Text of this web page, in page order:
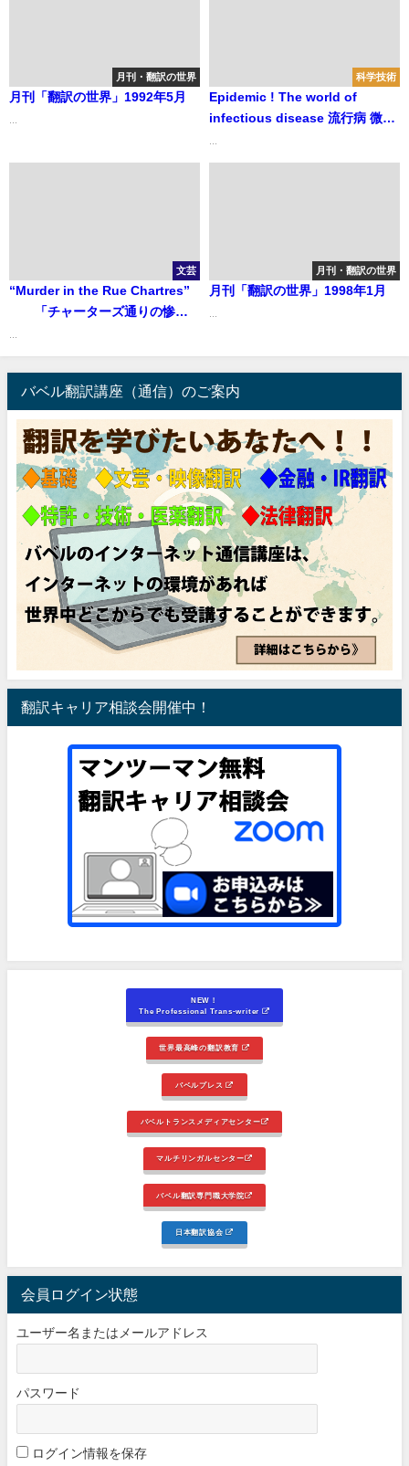
月刊・翻訳の世界
月刊「翻訳の世界」1992年5月
科学技術
Epidemic ! The world of
infectious disease 流行病 微生
文芸
“Murder in the Rue Chartres”
「チャーターズ通りの惨
月刊・翻訳の世界
月刊「翻訳の世界」1998年1月
バベル翻訳講座（通信）のご案内
翻訳キャリア相談会開催中！
NEW！
The Professional Trans-writer
世界最高峰の翻訳教育
バベルプレス
バベルトランスメディアセンター
マルチリンガルセンター
バベル翻訳専門職大学院
日本翻訳協会
会員ログイン状態
ユーザー名またはメールアドレス
パスワード
ログイン情報を保存